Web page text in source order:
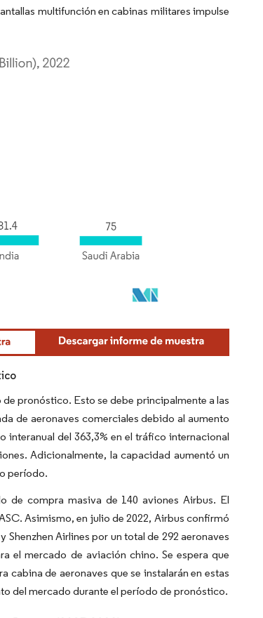
multifunción en cabinas militares impulse
pronóstico. Esto se debe principalmente a las
de aeronaves comerciales debido al aumento
interanual del 363,3% en el tráfico internacional
Adicionalmente, la capacidad aumentó un
período.
de compra masiva de 140 aviones Airbus. El
Asimismo, en julio de 2022, Airbus confirmó
Airlines por un total de 292 aeronaves
el mercado de aviación chino. Se espera que
cabina de aeronaves que se instalarán en estas
del mercado durante el período de pronóstico.